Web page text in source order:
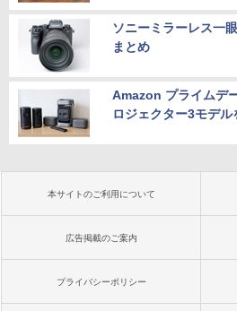
ソニーミラーレス一
まとめ
Amazon プライムデ
ロジェクター3モデル
本サイトのご利用について
広告掲載のご案内
プライバシーポリシー